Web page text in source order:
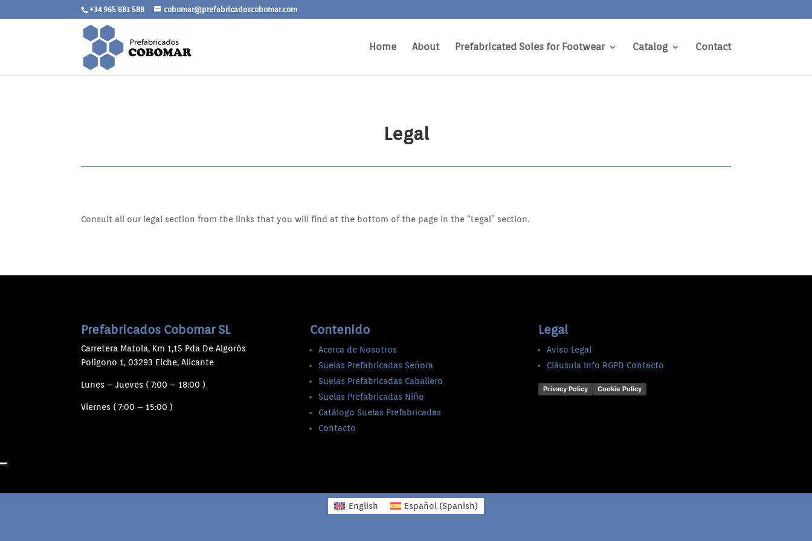
+34 965 681 588 cobomar@prefabricadoscobomar.com
Home About Prefabricated Soles for Footwear Catalog Contact
Legal
Consult all our legal section from the links that you will find at the bottom of the page in the “Legal” section.
Prefabricados Cobomar SL
Carretera Matola, Km 1,15 Pda De Algorós
Polígono 1, 03293 Elche, Alicante
Lunes – Jueves ( 7:00 – 18:00 )
Viernes ( 7:00 – 15:00 )
Contenido
Acerca de Nosotros
Suelas Prefabricadas Señora
Suelas Prefabricadas Caballero
Suelas Prefabricadas Niño
Catálogo Suelas Prefabricadas
Contacto
Legal
Aviso Legal
Cláusula Info RGPD Contacto
Privacy Policy Cookie Policy
English Español (Spanish)